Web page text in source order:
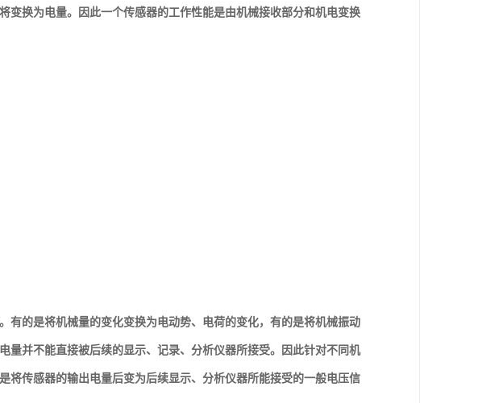
变换为电量。因此一个传感器的工作性能是由机械接收部分和机电变换
有的是将机械量的变化变换为电动势、电荷的变化，有的是将机械振动
量并不能直接被后续的显示、记录、分析仪器所接受。因此针对不同机
将传感器的输出电量后变为后续显示、分析仪器所能接受的一般电压信